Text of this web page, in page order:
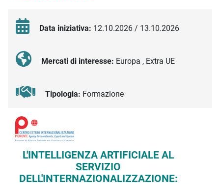
Data iniziativa: 12.10.2026 / 13.10.2026
Mercati di interesse: Europa , Extra UE
Tipologia: Formazione
Descrizione iniziativa
L'INTELLIGENZA ARTIFICIALE AL
SERVIZIO
DELL'INTERNAZIONALIZZAZIONE: